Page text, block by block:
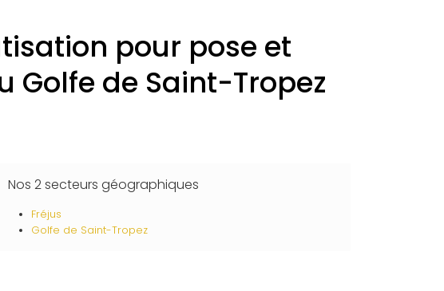
pour pose et
Golfe de Saint-Tropez
Nos 2 secteurs géographiques
Fréjus
Golfe de Saint-Tropez